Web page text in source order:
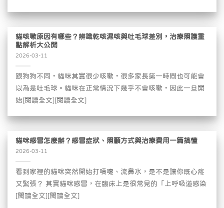
貓咳嗽原因有哪些？辨識乾咳濕咳與吐毛球差別，治療照護重
點解析大公開
2026-03-11
跟狗狗不同，貓咪其實很少咳嗽，很多家長第一時間也可能會
以為是吐毛球。貓咪在正常情況下幾乎不會咳嗽，因此一旦開
始[閱讀全文][閱讀全文]
貓咪感冒怎麼辦？感冒症狀、照顧方式與治療費用一篇搞懂
2026-03-11
看到家裡的貓咪突然開始打噴嚏、流鼻水，是不是讓你既心疼
又緊張？ 其實貓咪感冒，在臨床上是很常見的「上呼吸道感染
[閱讀全文][閱讀全文]